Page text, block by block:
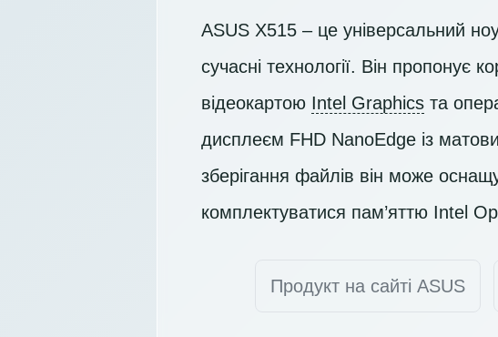
ASUS X515 – це універсальний
сучасні технології. Він пропонує
відеокартою Intel Graphics та
дисплеєм FHD NanoEdge із
зберігання файлів він може
комплектуватися пам’яттю Intel
Продукт на сайті ASUS